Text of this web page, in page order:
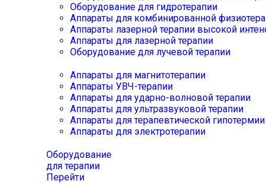
Оборудование для гидротерапии
Аппараты для комбинированной
Аппараты лазерной терапии высокой
Аппараты для лазерной терапии
Оборудование для лучевой терапии
Аппараты для магнитотерапии
Аппараты УВЧ-терапии
Аппараты для ударно-волновой терапии
Аппараты для ультразвуковой терапии
Аппараты для терапевтической
Аппараты для электротерапии
Оборудование
для терапии
Перейти